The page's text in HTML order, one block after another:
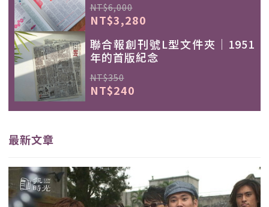
NT$6,000
NT$3,280
聯合報創刊號L型文件夾｜1951
年的首版紀念
NT$350
NT$240
最新文章